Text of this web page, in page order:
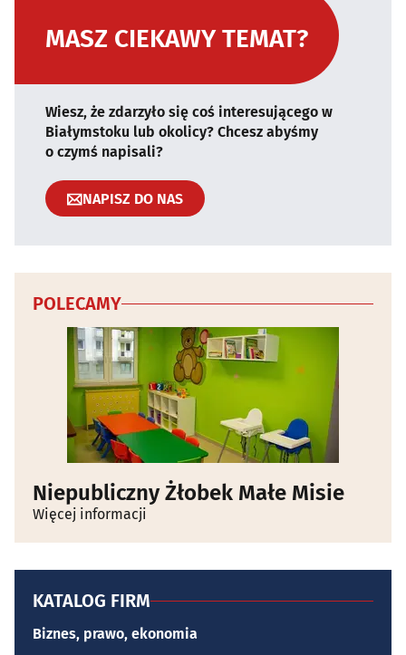
MASZ CIEKAWY TEMAT?
Wiesz, że zdarzyło się coś interesującego w
Białymstoku lub okolicy? Chcesz abyśmy
o czymś napisali?
NAPISZ DO NAS
POLECAMY
Niepubliczny Żłobek Małe Misie
Więcej informacji
KATALOG FIRM
Biznes, prawo, ekonomia